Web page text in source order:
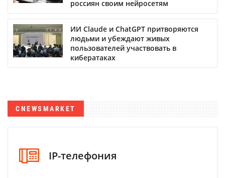
россиян своим нейросетям
ИИ Claude и ChatGPT притворяются
людьми и убеждают живых
пользователей участвовать в
кибератаках
CNEWSMARKET
IP-телефония